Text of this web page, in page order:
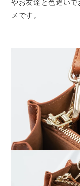
やお友達と色違い
メです。